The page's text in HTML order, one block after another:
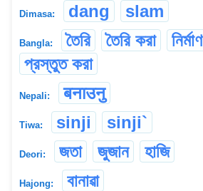
Dimasa: dang slam
Bangla: তৈরি তৈরি করা
প্রস্তুত করা
Nepali: बनाउनु
Tiwa: sinji sinji`
Deori: জতা জুজান হাজি
Hajong: বানাৱা